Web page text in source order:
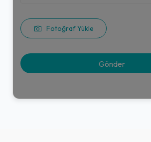
Fotoğraf Yükle